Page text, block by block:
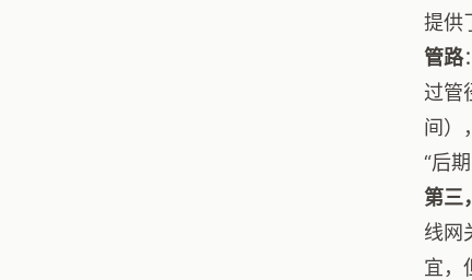
提供
管路
过管
间）
“后
第三
线网
宜，